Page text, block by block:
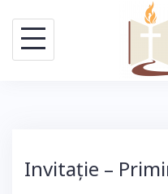
content
Invitație –